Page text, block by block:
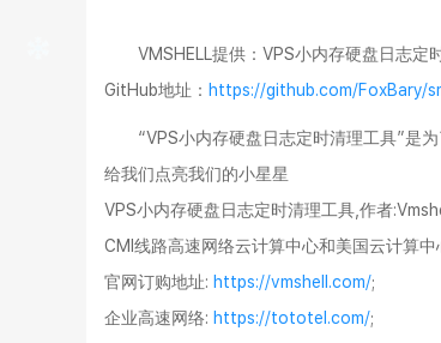
VMSHELL提供：VPS小内存硬盘日志定
GitHub地址： https://github.com/FoxBary/
“VPS小内存硬盘日志定时清理工具”是
给我们点亮我们的小星星
VPS小内存硬盘日志定时清理工具,作者
CMI线路高速网络云计算中心和美国云计算
官网订购地址: https://vmshell.com/;
企业高速网络: https://tototel.com/;